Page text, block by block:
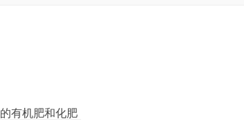
有机肥和化肥